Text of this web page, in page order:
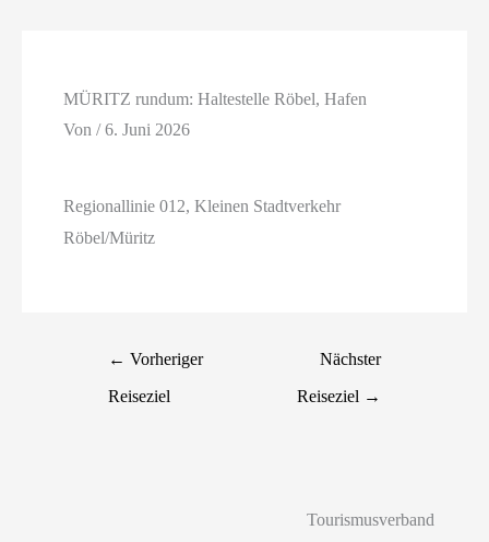
MÜRITZ rundum: Haltestelle Röbel, Hafen
Von/6. Juni 2026
Regionallinie 012, Kleinen Stadtverkehr
Röbel/Müritz
← Vorheriger
Reiseziel
Nächster
Reiseziel →
Tourismusverband